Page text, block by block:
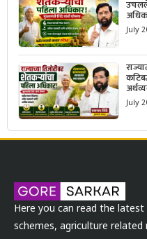
July
July
Here you can read the
schemes, agriculture